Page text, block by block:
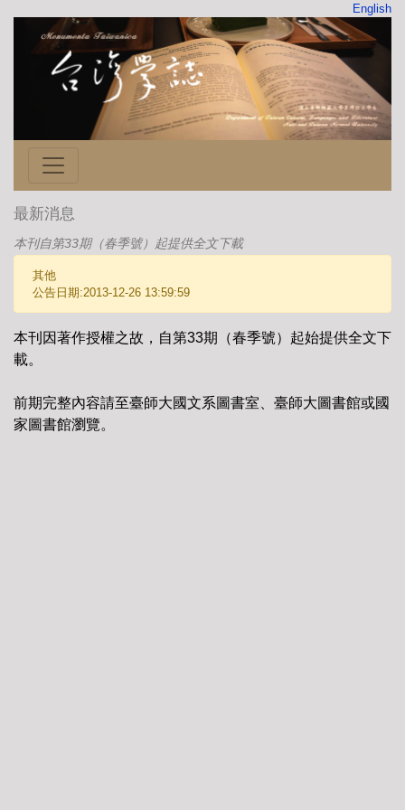
English
最新消息
本刊自第33期（春季號）起提供全文下載
其他
公告日期:2013-12-26 13:59:59
本刊因著作授權之故，自第33期（春季號）起始提供全文下
載。
前期完整內容請至臺師大國文系圖書室、臺師大圖書館或國
家圖書館瀏覽。